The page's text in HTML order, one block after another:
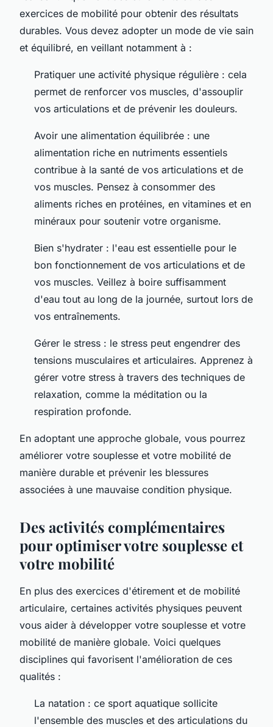
exercices de mobilité pour obtenir des résultats
durables. Vous devez adopter un mode de vie sain
et équilibré, en veillant notamment à :
Pratiquer une activité physique régulière : cela
permet de renforcer vos muscles, d'assouplir
vos articulations et de prévenir les douleurs.
Avoir une alimentation équilibrée : une
alimentation riche en nutriments essentiels
contribue à la santé de vos articulations et de
vos muscles. Pensez à consommer des
aliments riches en protéines, en vitamines et en
minéraux pour soutenir votre organisme.
Bien s'hydrater : l'eau est essentielle pour le
bon fonctionnement de vos articulations et de
vos muscles. Veillez à boire suffisamment
d'eau tout au long de la journée, surtout lors de
vos entraînements.
Gérer le stress : le stress peut engendrer des
tensions musculaires et articulaires. Apprenez à
gérer votre stress à travers des techniques de
relaxation, comme la méditation ou la
respiration profonde.
En adoptant une approche globale, vous pourrez
améliorer votre souplesse et votre mobilité de
manière durable et prévenir les blessures
associées à une mauvaise condition physique.
Des activités complémentaires
pour optimiser votre souplesse et
votre mobilité
En plus des exercices d'étirement et de mobilité
articulaire, certaines activités physiques peuvent
vous aider à développer votre souplesse et votre
mobilité de manière globale. Voici quelques
disciplines qui favorisent l'amélioration de ces
qualités :
La natation : ce sport aquatique sollicite
l'ensemble des muscles et des articulations du